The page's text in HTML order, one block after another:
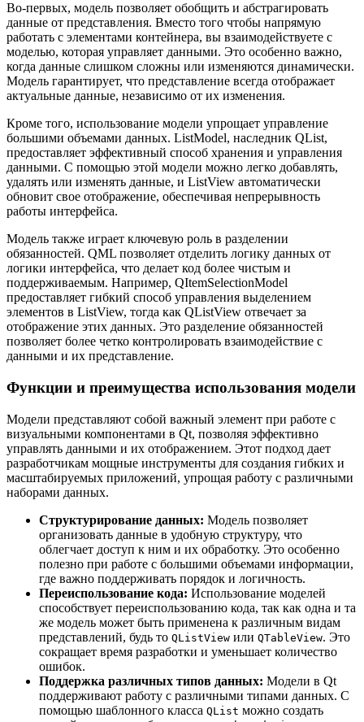
Во-первых, модель позволяет обобщить и абстрагировать
данные от представления. Вместо того чтобы напрямую
работать с элементами контейнера, вы взаимодействуете с
моделью, которая управляет данными. Это особенно важно,
когда данные слишком сложны или изменяются динамически.
Модель гарантирует, что представление всегда отображает
актуальные данные, независимо от их изменения.
Кроме того, использование модели упрощает управление
большими объемами данных. ListModel, наследник QList,
предоставляет эффективный способ хранения и управления
данными. С помощью этой модели можно легко добавлять,
удалять или изменять данные, и ListView автоматически
обновит свое отображение, обеспечивая непрерывность
работы интерфейса.
Модель также играет ключевую роль в разделении
обязанностей. QML позволяет отделить логику данных от
логики интерфейса, что делает код более чистым и
поддерживаемым. Например, QItemSelectionModel
предоставляет гибкий способ управления выделением
элементов в ListView, тогда как QListView отвечает за
отображение этих данных. Это разделение обязанностей
позволяет более четко контролировать взаимодействие с
данными и их представление.
Функции и преимущества использования модели
Модели представляют собой важный элемент при работе с
визуальными компонентами в Qt, позволяя эффективно
управлять данными и их отображением. Этот подход дает
разработчикам мощные инструменты для создания гибких и
масштабируемых приложений, упрощая работу с различными
наборами данных.
Структурирование данных: Модель позволяет
организовать данные в удобную структуру, что
облегчает доступ к ним и их обработку. Это особенно
полезно при работе с большими объемами информации,
где важно поддерживать порядок и логичность.
Переиспользование кода: Использование моделей
способствует переиспользованию кода, так как одна и та
же модель может быть применена к различным видам
представлений, будь то QListView или QTableView. Это
сокращает время разработки и уменьшает количество
ошибок.
Поддержка различных типов данных: Модели в Qt
поддерживают работу с различными типами данных. С
помощью шаблонного класса QList можно создать